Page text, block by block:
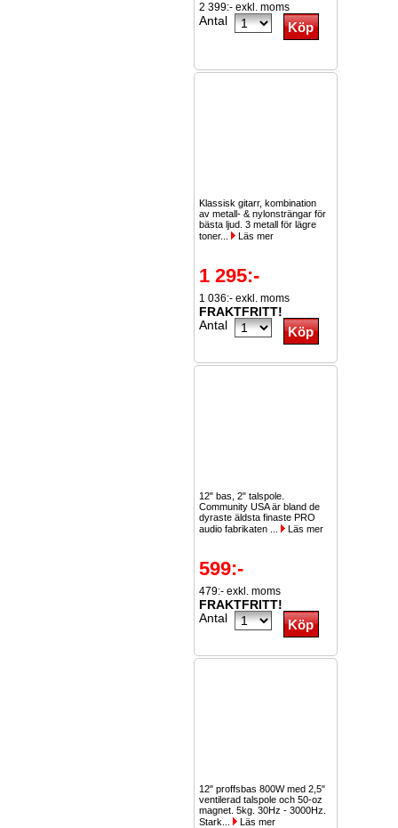
2 399:- exkl. moms
Antal
Klassisk gitarr, kombination
av metall- & nylonsträngar för
bästa ljud. 3 metall för lägre
toner...
Läs mer
1 295:-
1 036:- exkl. moms
FRAKTFRITT!
Antal
12" bas, 2" talspole.
Community USA är bland de
dyraste äldsta finaste PRO
audio fabrikaten ...
Läs mer
599:-
479:- exkl. moms
FRAKTFRITT!
Antal
12" proffsbas 800W med 2,5"
ventilerad talspole och 50-oz
magnet. 5kg. 30Hz - 3000Hz.
Stark...
Läs mer